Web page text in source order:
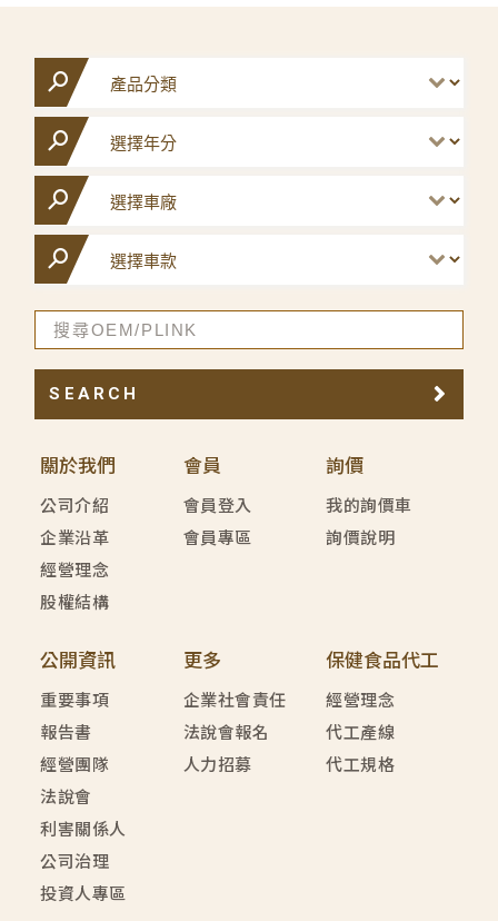
關於我們
公司介紹
企業沿革
經營理念
股權結構
會員
會員登入
會員專區
詢價
我的詢價車
詢價說明
公開資訊
重要事項
報告書
經營團隊
法說會
利害關係人
公司治理
投資人專區
更多
企業社會責任
法說會報名
人力招募
保健食品代工
經營理念
代工產線
代工規格
SEARCH